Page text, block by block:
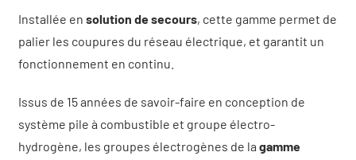
Installée ensolution de secours, cette gamme permet de
palier les coupures du réseau électrique, et garantit un
fonctionnement en continu.
Issus de 15 années de savoir-faire en conception de
système pile à combustible et groupe électro-
hydrogène, les groupes électrogènes de lagamme